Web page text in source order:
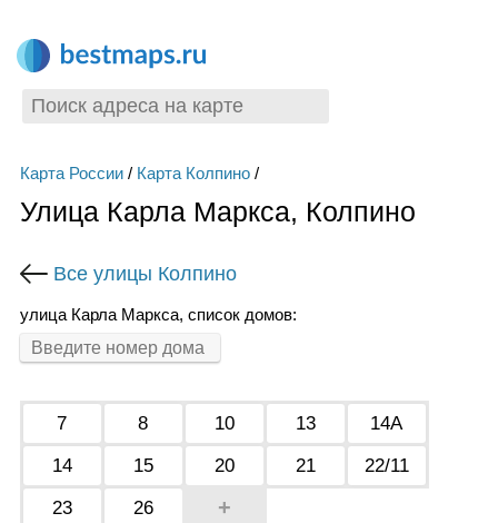
Карта России/ Карта Колпино/
Улица Карла Маркса, Колпино
Все улицы Колпино
улица Карла Маркса, список домов:
7 8 10 13
14А
14
15 20 21
22/11
23
26 +